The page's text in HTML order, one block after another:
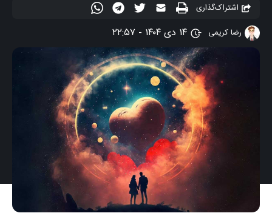
اشتراک‌گذاری
رضا کریمی
۱۴ دی ۱۴۰۴ - ۲۲:۵۷